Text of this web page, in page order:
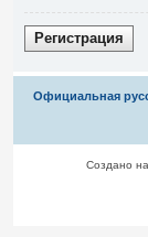
Регистрация
Официальная
Связаться с
Создано